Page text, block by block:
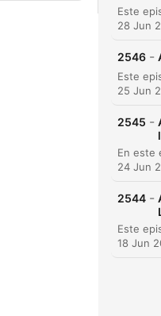
28 Jun
2546 -
25 Jun
2545 -
24 Jun
2544 -
18 Jun